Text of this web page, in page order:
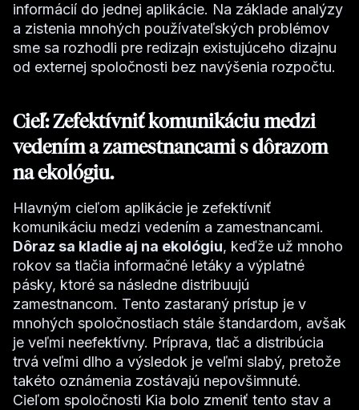
informácií do jednej aplikácie. Na základe analýzy
a zistenia mnohých používateľských problémov
sme sa rozhodli pre redizajn existujúceho dizajnu
od externej spoločnosti bez navýšenia rozpočtu.
Cieľ: Zefektívniť komunikáciu medzi
vedením a zamestnancami s dôrazom
na ekológiu.
Hlavným cieľom aplikácie je zefektívniť
komunikáciu medzi vedením a zamestnancami.
Dôraz sa kladie aj na ekológiu, keďže už mnoho
rokov sa tlačia informačné letáky a výplatné
pásky, ktoré sa následne distribuujú
zamestnancom. Tento zastaraný prístup je v
mnohých spoločnostiach stále štandardom, avšak
je veľmi neefektívny. Príprava, tlač a distribúcia
trvá veľmi dlho a výsledok je veľmi slabý, pretože
takéto oznámenia zostávajú nepovšimnuté.
Cieľom spoločnosti Kia bolo zmeniť tento stav a